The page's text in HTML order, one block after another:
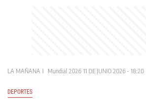
LA MAÑANA Mundial 2026 11 DE JUNIO 2026 - 18:20
DEPORTES